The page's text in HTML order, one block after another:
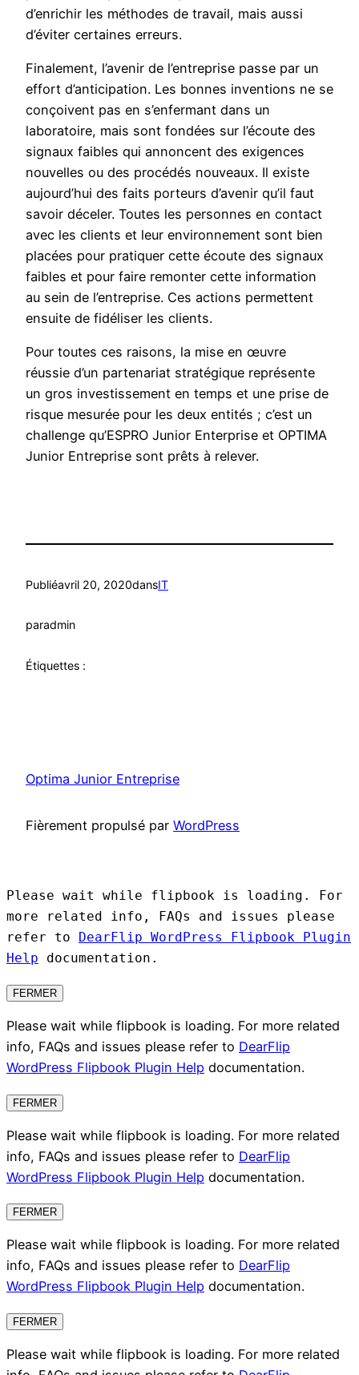
d’enrichir les méthodes de travail, mais aussi
d’éviter certaines erreurs.
Finalement, l’avenir de l’entreprise passe par un
effort d’anticipation. Les bonnes inventions ne se
conçoivent pas en s’enfermant dans un
laboratoire, mais sont fondées sur l’écoute des
signaux faibles qui annoncent des exigences
nouvelles ou des procédés nouveaux. Il existe
aujourd’hui des faits porteurs d’avenir qu’il faut
savoir déceler. Toutes les personnes en contact
avec les clients et leur environnement sont bien
placées pour pratiquer cette écoute des signaux
faibles et pour faire remonter cette information
au sein de l’entreprise. Ces actions permettent
ensuite de fidéliser les clients.
Pour toutes ces raisons, la mise en œuvre
réussie d’un partenariat stratégique représente
un gros investissement en temps et une prise de
risque mesurée pour les deux entités ; c’est un
challenge qu’ESPRO Junior Enterprise et OPTIMA
Junior Entreprise sont prêts à relever.
Publiéavril 20, 2020dansIT
paradmin
Étiquettes :
Optima Junior Entreprise
Fièrement propulsé par WordPress
Please wait while flipbook is loading. For
more related info, FAQs and issues please
refer to DearFlip WordPress Flipbook Plugin
Help documentation.
FERMER
Please wait while flipbook is loading. For more related
info, FAQs and issues please refer to DearFlip
WordPress Flipbook Plugin Help documentation.
FERMER
Please wait while flipbook is loading. For more related
info, FAQs and issues please refer to DearFlip
WordPress Flipbook Plugin Help documentation.
FERMER
Please wait while flipbook is loading. For more related
info, FAQs and issues please refer to DearFlip
WordPress Flipbook Plugin Help documentation.
FERMER
Please wait while flipbook is loading. For more related